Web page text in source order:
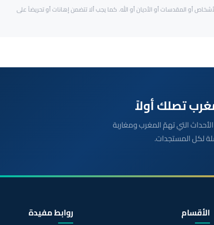
أو المقدسات أو الأديان أو الله. كما يجب ألا تتضمن إهانات أو تحريضاً على
لكل الأحداث التي تهمّ المغرب ومغاربة
لكل المستجدات.
الأقسام روابط مفيدة